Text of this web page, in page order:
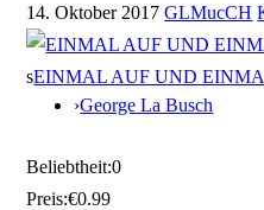
14. Oktober 2017 GLMucCH
sEINMAL AUF UND
›George La Busch
Beliebtheit:0
Preis:€0.99